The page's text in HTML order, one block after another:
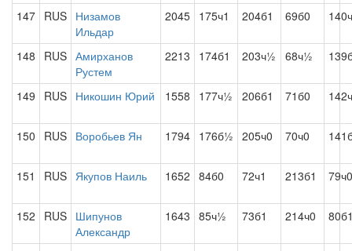
147 RUS Низамов
Ильдар
2045 175ч1 204б1 69б0
148 RUS Амирханов
Рустем
2213 174б1 203ч½ 68ч½
149 RUS Никошин Юрий 1558 177ч½ 206б1 71б0
150 RUS Воробьев Ян 1794 176б½ 205ч0 70ч0
151 RUS Якупов Наиль 1652 84б0 72ч1 213б1 79ч0
152 RUS Шипунов
Александр
1643 85ч½ 73б1 214ч0